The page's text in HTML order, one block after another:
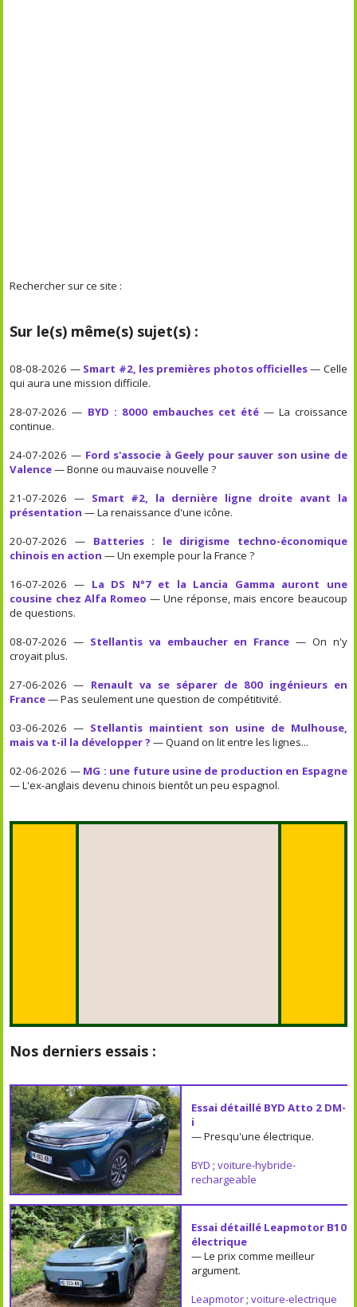
Rechercher sur ce site :
Sur le(s) même(s) sujet(s) :
08-08-2026 — Smart #2, les premières photos officielles— Celle
qui aura une mission difficile.
28-07-2026 — BYD : 8000 embauches cet été— La croissance
continue.
24-07-2026 — Ford s'associe à Geely pour sauver son usine de
Valence— Bonne ou mauvaise nouvelle ?
21-07-2026 — Smart #2, la dernière ligne droite avant la
présentation — La renaissance d'une icône.
20-07-2026 — Batteries : le dirigisme techno-économique
chinois en action — Un exemple pour la France ?
16-07-2026 — La DS N°7 et la Lancia Gamma auront une
cousine chez Alfa Romeo — Une réponse, mais encore beaucoup
de questions.
08-07-2026 — Stellantis va embaucher en France — On n'y
croyait plus.
27-06-2026 — Renault va se séparer de 800 ingénieurs en
France— Pas seulement une question de compétitivité.
03-06-2026 — Stellantis maintient son usine de Mulhouse,
mais va t-il la développer ? — Quand on lit entre les lignes...
02-06-2026 — MG : une future usine de production en Espagne
— L'ex-anglais devenu chinois bientôt un peu espagnol.
Nos derniers essais :
Essai détaillé BYD Atto 2 DM-
i
— Presqu'une électrique.
BYD ; voiture-hybride-
rechargeable
Essai détaillé Leapmotor B10
électrique
— Le prix comme meilleur
argument.
Leapmotor; voiture-electrique